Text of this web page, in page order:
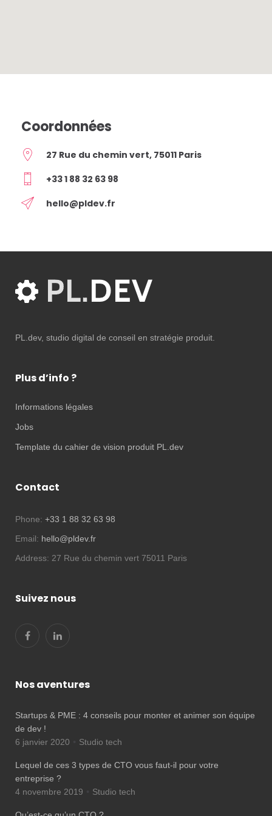
Coordonnées
27 Rue du chemin vert, 75011 Paris
+33 1 88 32 63 98
hello@pldev.fr
PL.dev, studio digital de conseil en stratégie produit.
Plus d’info ?
Informations légales
Jobs
Template du cahier de vision produit PL.dev
Contact
Phone: +33 1 88 32 63 98
Email: hello@pldev.fr
Address: 27 Rue du chemin vert 75011 Paris
Suivez nous
Nos aventures
Startups & PME : 4 conseils pour monter et animer son équipe
de dev !
6 janvier 2020
Studio tech
Lequel de ces 3 types de CTO vous faut-il pour votre
entreprise ?
4 novembre 2019
Studio tech